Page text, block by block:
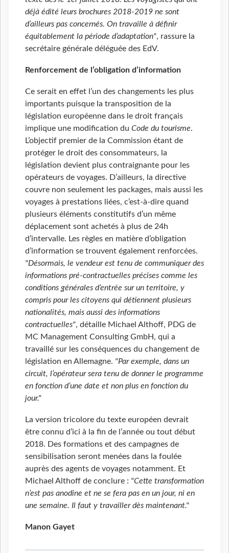
déjà édité leurs brochures 2018-2019 ne sont
d’ailleurs pas concernés. On travaille à définir
équitablement la période d’adaptation", rassure la
secrétaire générale déléguée des EdV.
Renforcement de l’obligation d’information
Ce serait en effet l’un des changements les plus
importants puisque la transposition de la
législation européenne dans le droit français
implique une modification du Code du tourisme.
L’objectif premier de la Commission étant de
protéger le droit des consommateurs, la
législation devient plus contraignante pour les
opérateurs de voyages. D’ailleurs, la directive
couvre non seulement les packages, mais aussi les
voyages à prestations liées, c’est-à-dire quand
plusieurs éléments constitutifs d’un même
déplacement sont achetés à plus de 24h
d’intervalle. Les règles en matière d’obligation
d’information se trouvent également renforcées.
"Désormais, le vendeur est tenu de communiquer des
informations pré-contractuelles précises comme les
conditions générales d’entrée sur un territoire, y
compris pour les citoyens qui détiennent plusieurs
nationalités, mais aussi des informations
contractuelles", détaille Michael Althoff, PDG de
MC Management Consulting GmbH, qui a
travaillé sur les conséquences du changement de
législation en Allemagne. "Par exemple, dans un
circuit, l’opérateur sera tenu de donner le programme
en fonction d’une date et non plus en fonction du
jour."
La version tricolore du texte européen devrait
être connu d’ici à la fin de l’année ou tout début
2018. Des formations et des campagnes de
sensibilisation seront menées dans la foulée
auprès des agents de voyages notamment. Et
Michael Althoff de conclure : "Cette transformation
n’est pas anodine et ne se fera pas en un jour, ni en
une semaine. Il faut y travailler dès maintenant."
Manon Gayet